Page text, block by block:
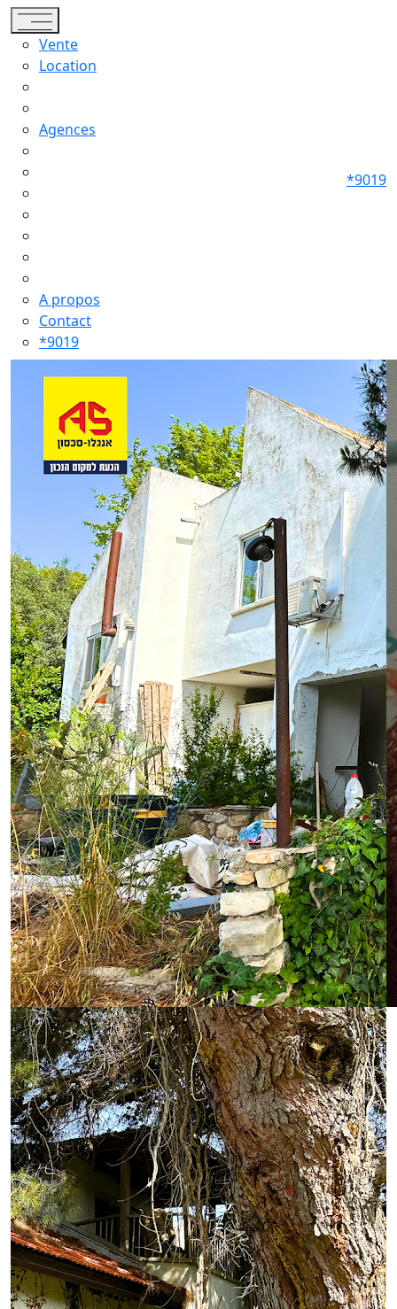
Toggle navigation
Vente
Location
Agences
A propos
Contact
*9019
*9019